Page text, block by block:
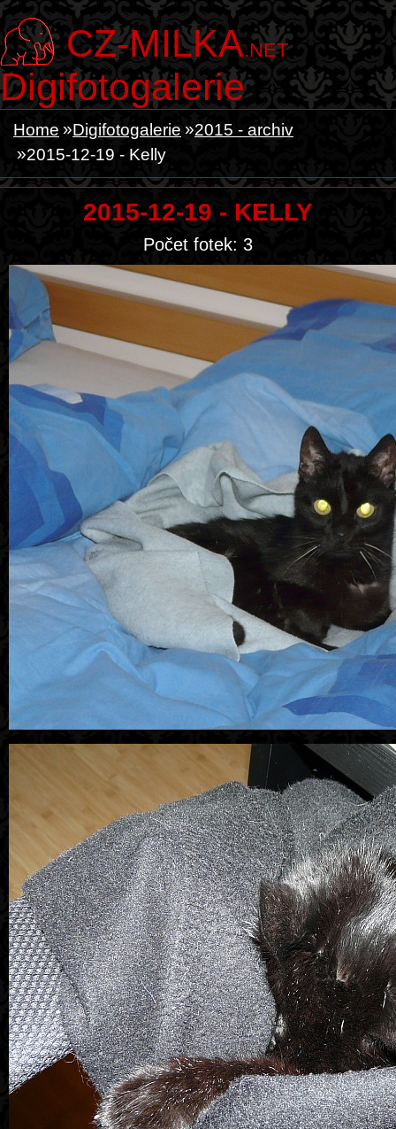
CZ-MILKA.NET
Digifotogalerie
Home Digifotogalerie
2015 - archiv
2015-12-19 - Kelly
2015-12-19 - KELLY
Počet fotek: 3